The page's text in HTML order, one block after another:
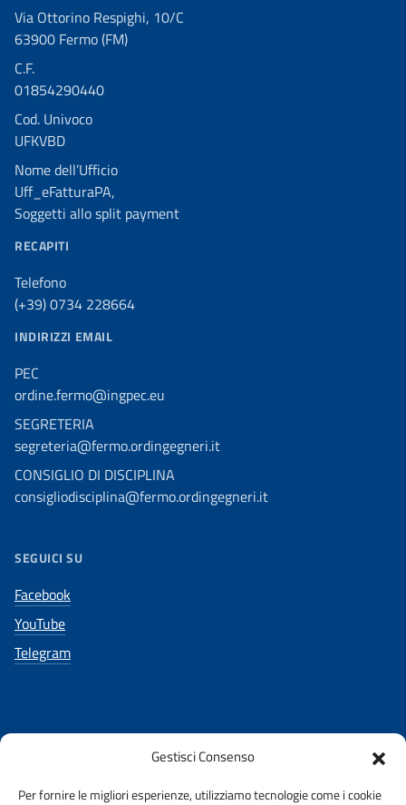
Gestisci Consenso
Per fornire le migliori esperienze, utilizziamo tecnologie come i cookie
Via Ottorino Respighi, 10/C
63900 Fermo (FM)
C.F.
01854290440
Cod. Univoco
UFKVBD
Nome dell’Ufficio
Uff_eFatturaPA,
Soggetti allo split payment
RECAPITI
Telefono
(+39) 0734 228664
INDIRIZZI EMAIL
PEC
ordine.fermo@ingpec.eu
SEGRETERIA
segreteria@fermo.ordingegneri.it
CONSIGLIO DI DISCIPLINA
consigliodisciplina@fermo.ordingegneri.it
SEGUICI SU
Facebook
YouTube
Telegram